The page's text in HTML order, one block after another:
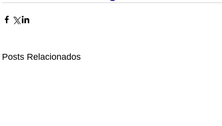
Posts Relacionados